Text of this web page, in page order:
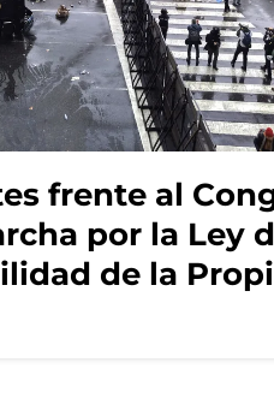
frente al
por la Ley
de la